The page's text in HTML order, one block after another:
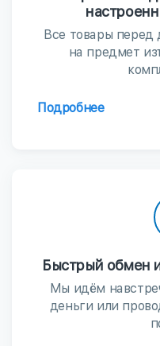
Все товары перед
на предмет
Подробнее
Быстрый обмен
Мы идём
деньги или